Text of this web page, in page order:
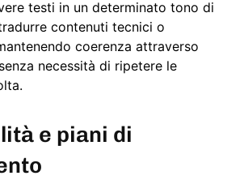
testi in un determinato tono di
contenuti tecnici o
coerenza attraverso
necessità di ripetere le
e piani di